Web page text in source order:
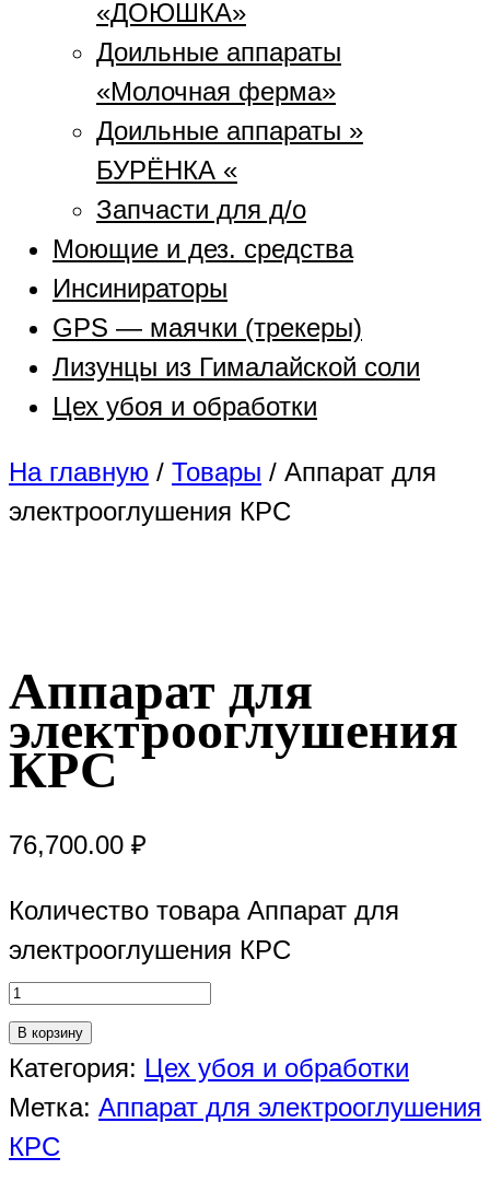
«ДОЮШКА»
Доильные аппараты
«Молочная ферма»
Доильные аппараты »
БУРЁНКА «
Запчасти для д/о
Моющие и дез. средства
Инсинираторы
GPS — маячки (трекеры)
Лизунцы из Гималайской соли
Цех убоя и обработки
На главную / Товары / Аппарат для
электрооглушения КРС
Аппарат для
электрооглушения
КРС
76,700.00 ₽
Количество товара Аппарат для
электрооглушения КРС
В корзину
Категория: Цех убоя и обработки
Метка: Аппарат для электрооглушения
КРС